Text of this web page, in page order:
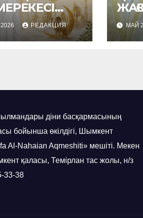
ҺӘМРЕДАКЦИЯ МАЙ
діни басқармасының
бойынша өкілдігі, Шымкент
Al-Nahaian Aqmeshiti» мешіті. Мекен
қаласы, Темірлан тас жолы, н/з
33-38